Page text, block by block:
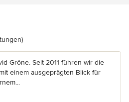
3 von 5 Sternen
Gröne. Seit 2011 führen wir die
einem ausgeprägten Blick für